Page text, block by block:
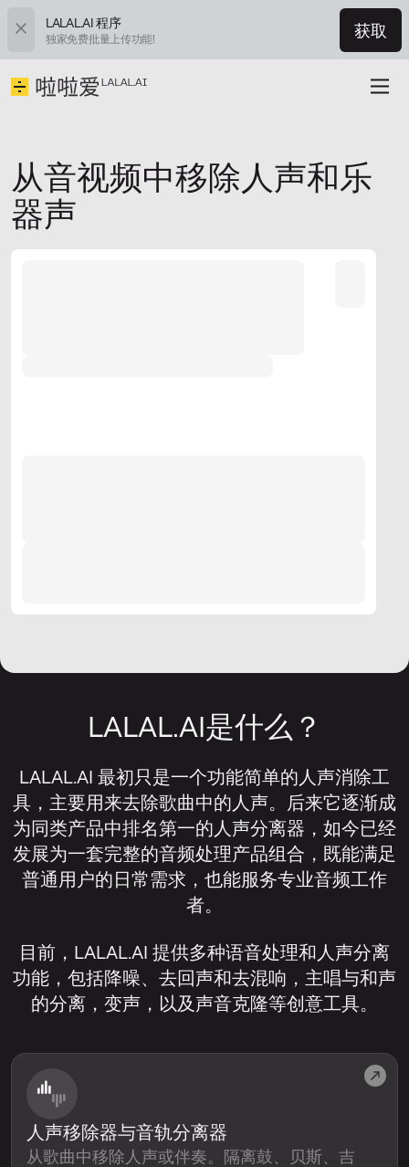
LALAL.AI 程序
独家免费批量上传功能! 获取
从音视频中移除人声和乐
器声
LALAL.AI是什么？
LALAL.AI 最初只是一个功能简单的人声消除工
具，主要用来去除歌曲中的人声。后来它逐渐成
为同类产品中排名第一的人声分离器，如今已经
发展为一套完整的音频处理产品组合，既能满足
普通用户的日常需求，也能服务专业音频工作
者。
目前，LALAL.AI 提供多种语音处理和人声分离
功能，包括降噪、去回声和去混响，主唱与和声
的分离，变声，以及声音克隆等创意工具。
人声移除器与音轨分离器
从歌曲中移除人声或伴奏。隔离鼓、贝斯、吉